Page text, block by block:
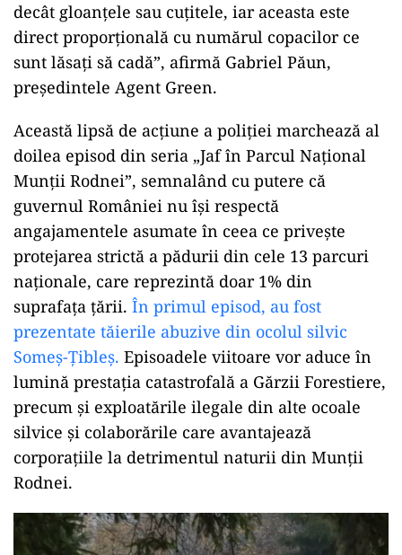
decât gloanțele sau cuțitele, iar aceasta este
direct proporțională cu numărul copacilor ce
sunt lăsați să cadă”, afirmă Gabriel Păun,
președintele Agent Green.
Această lipsă de acțiune a poliției marchează al
doilea episod din seria „Jaf în Parcul Național
Munții Rodnei”, semnalând cu putere că
guvernul României nu își respectă
angajamentele asumate în ceea ce privește
protejarea strictă a pădurii din cele 13 parcuri
naționale, care reprezintă doar 1% din
suprafața țării. În primul episod, au fost
prezentate tăierile abuzive din ocolul silvic
Someș-Țibleș. Episoadele viitoare vor aduce în
lumină prestația catastrofală a Gărzii Forestiere,
precum și exploatările ilegale din alte ocoale
silvice și colaborările care avantajează
corporațiile la detrimentul naturii din Munții
Rodnei.